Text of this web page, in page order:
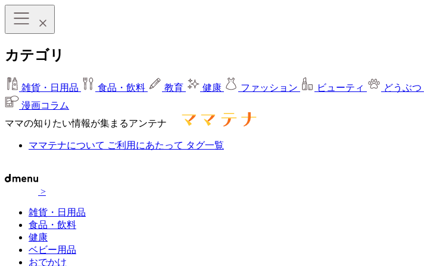
カテゴリ
雑貨・日用品 食品・飲料 教育 健康 ファッション ビューティ どうぶつ
漫画コラム
ママの知りたい情報が集まるアンテナ
ママテナについて ご利用にあたって タグ一覧
>
雑貨・日用品
食品・飲料
健康
ベビー用品
おでかけ